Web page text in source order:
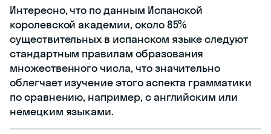
Интересно, что по данным Испанской
королевской академии, около 85%
существительных в испанском языке следуют
стандартным правилам образования
множественного числа, что значительно
облегчает изучение этого аспекта грамматики
по сравнению, например, с английским или
немецким языками.